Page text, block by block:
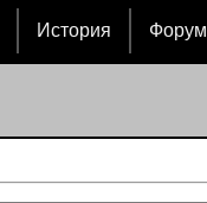
История Форум